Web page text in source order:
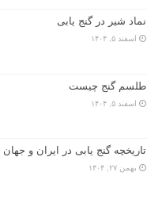
نماد شیر در گنج یابی
اسفند ۵, ۱۴۰۴
طلسم گنج چیست
اسفند ۵, ۱۴۰۴
تاریخچه گنج‌ یابی در ایران و جهان
بهمن ۲۷, ۱۴۰۴